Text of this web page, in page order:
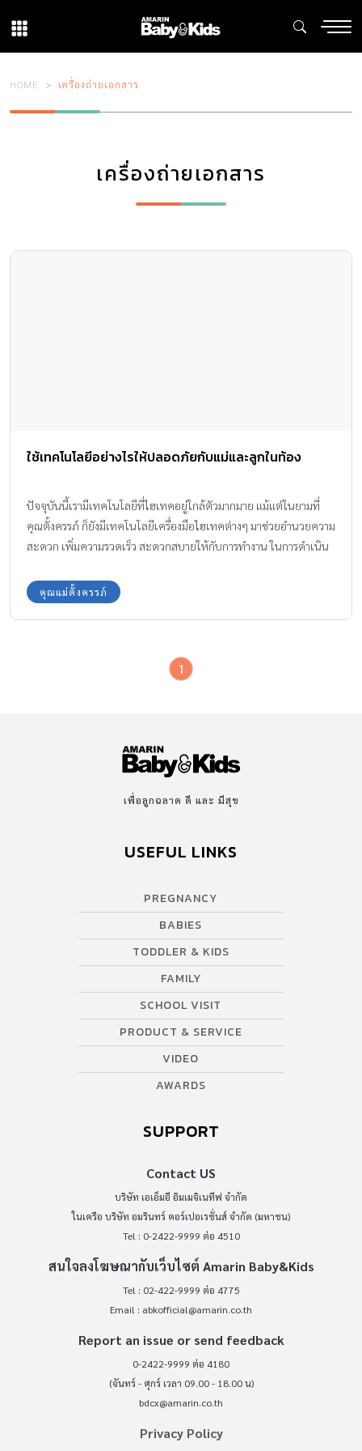
HOME เครื่องถ่ายเอกสาร
เครื่องถ่ายเอกสาร
ใช้เทคโนโลยีอย่างไรให้ปลอดภัยกับแม่และลูกในท้อง
ปัจจุบันนี้เรามีเทคโนโลยีที่ไฮเทคอยู่ใกล้ตัวมากมาย แม้แต่ในยามที่
คุณตั้งครรภ์ ก็ยังมีเทคโนโลยีเครื่องมือไฮเทคต่างๆ มาช่วยอำนวยความ
สะดวก เพิ่มความรวดเร็ว สะดวกสบายให้กับการทำงาน ในการดำเนิน
ถ่ายเอกสาร ไมโครเวฟ และเครื่องเล่น MP3
คุณแม่ตั้งครรภ์
1
เพื่อลูกฉลาด ดี และ มีสุข
USEFUL LINKS
PREGNANCY
BABIES
TODDLER & KIDS
FAMILY
SCHOOL VISIT
PRODUCT & SERVICE
VIDEO
AWARDS
SUPPORT
Contact US
บริษัท เอเอ็มอี อิมเมจิเนทีฟ จำกัด
ในเครือ บริษัท อมรินทร์ คอร์เปอเรชั่นส์ จำกัด (มหาชน)
Tel : 0-2422-9999 ต่อ 4510
สนใจลงโฆษณากับเว็บไซต์ Amarin Baby&Kids
Tel : 02-422-9999 ต่อ 4775
Email : abkofficial@amarin.co.th
Report an issue or send feedback
0-2422-9999 ต่อ 4180
(จันทร์ - ศุกร์ เวลา 09.00 - 18.00 น)
bdcx@amarin.co.th
Privacy Policy